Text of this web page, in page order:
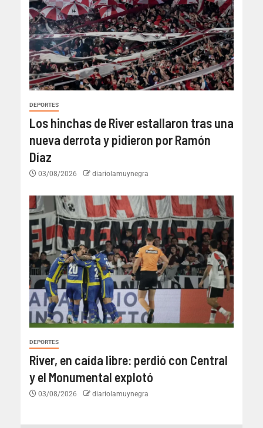
DEPORTES
Los hinchas de River estallaron tras una
nueva derrota y pidieron por Ramón
Díaz
03/08/2026 diariolamuynegra
DEPORTES
River, en caída libre: perdió con Central
y el Monumental explotó
03/08/2026 diariolamuynegra